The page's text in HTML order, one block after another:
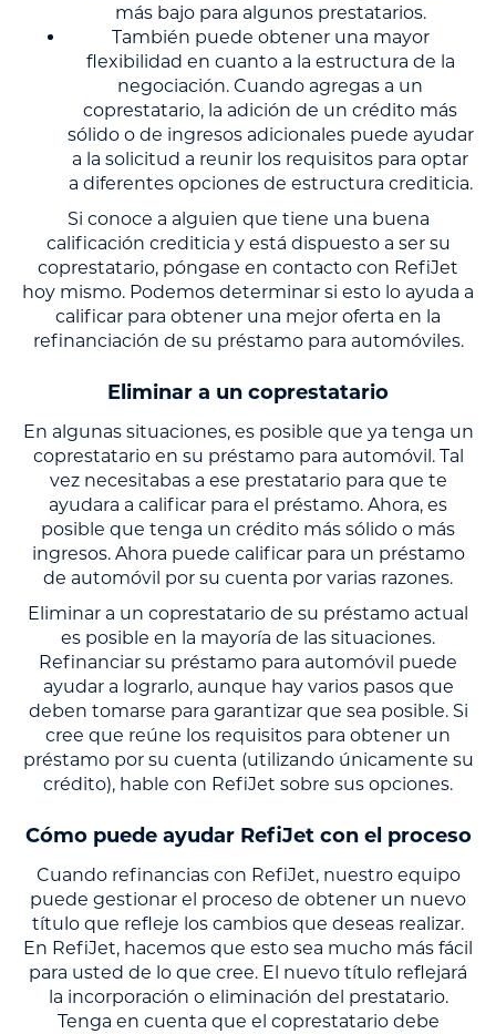
más bajo para algunos prestatarios.
También puede obtener una mayor
flexibilidad en cuanto a la estructura de la
negociación. Cuando agregas a un
coprestatario, la adición de un crédito más
sólido o de ingresos adicionales puede ayudar
a la solicitud a reunir los requisitos para optar
a diferentes opciones de estructura crediticia.
Si conoce a alguien que tiene una buena
calificación crediticia y está dispuesto a ser su
coprestatario, póngase en contacto con RefiJet
hoy mismo. Podemos determinar si esto lo ayuda a
calificar para obtener una mejor oferta en la
refinanciación de su préstamo para automóviles.
Eliminar a un coprestatario
En algunas situaciones, es posible que ya tenga un
coprestatario en su préstamo para automóvil. Tal
vez necesitabas a ese prestatario para que te
ayudara a calificar para el préstamo. Ahora, es
posible que tenga un crédito más sólido o más
ingresos. Ahora puede calificar para un préstamo
de automóvil por su cuenta por varias razones.
Eliminar a un coprestatario de su préstamo actual
es posible en la mayoría de las situaciones.
Refinanciar su préstamo para automóvil puede
ayudar a lograrlo, aunque hay varios pasos que
deben tomarse para garantizar que sea posible. Si
cree que reúne los requisitos para obtener un
préstamo por su cuenta (utilizando únicamente su
crédito), hable con RefiJet sobre sus opciones.
Cómo puede ayudar RefiJet con el proceso
Cuando refinancias con RefiJet, nuestro equipo
puede gestionar el proceso de obtener un nuevo
título que refleje los cambios que deseas realizar.
En RefiJet, hacemos que esto sea mucho más fácil
para usted de lo que cree. El nuevo título reflejará
la incorporación o eliminación del prestatario.
Tenga en cuenta que el coprestatario debe